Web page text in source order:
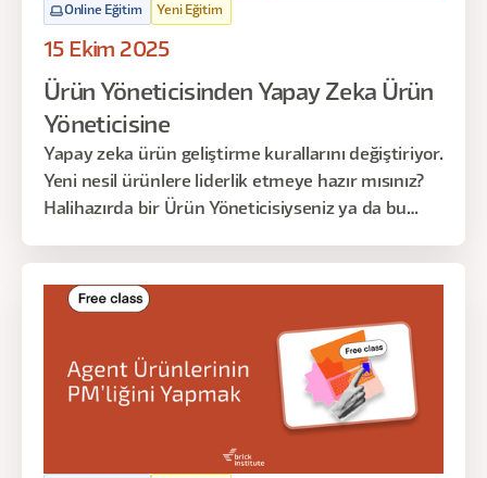
Online Eğitim Yeni Eğitim
15 Ekim 2025
Ürün Yöneticisinden Yapay Zeka Ürün
Yöneticisine
Yapay zeka ürün geliştirme kurallarını değiştiriyor.
Yeni nesil ürünlere liderlik etmeye hazır mısınız?
Halihazırda bir Ürün Yöneticisiyseniz ya da bu
destekli ürünleri nasıl inşa edip yöneteceğinizi
bilmek artık olmazsa olmaz. Bu 45 dakikalık
ücretsiz webinarda, geleneksel bir PM’den AI
odaklı ürün liderine nasıl dönüşebileceğinizi
anlatacağız.